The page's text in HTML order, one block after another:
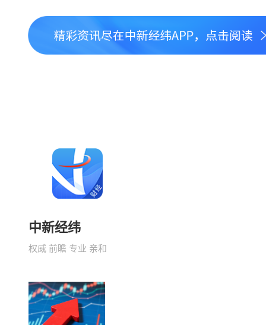
中新经纬
权威 前瞻 专业 亲和